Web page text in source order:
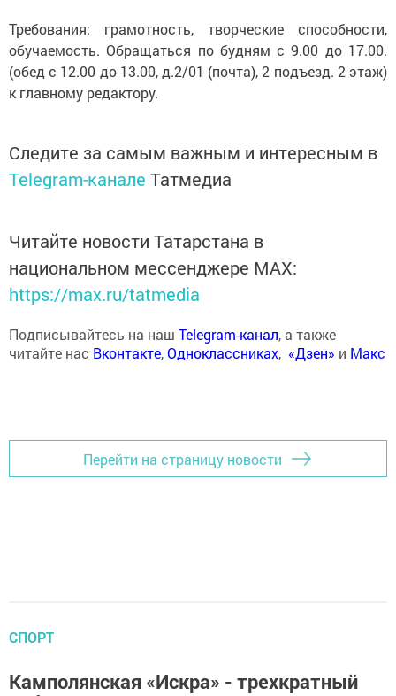
Требования: грамотность, творческие способности,
обучаемость. Обращаться по будням с 9.00 до 17.00.
(обед с 12.00 до 13.00, д.2/01 (почта), 2 подъезд. 2 этаж)
к главному редактору.
Следите за самым важным и интересным в
Telegram-канале Татмедиа
Читайте новости Татарстана в
национальном мессенджере MАХ:
https://max.ru/tatmedia
Подписывайтесь на наш Telegram-канал, а также
читайте нас Вконтакте,Одноклассниках, «Дзен» и Макс
Перейти на страницу новости
СПОРТ
Камполянская «Искра» - трехкратный